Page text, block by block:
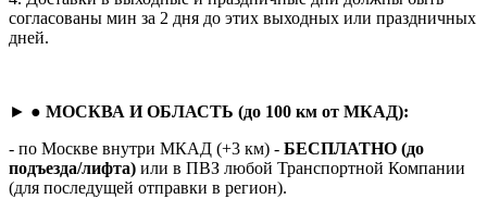
согласованы мин за 2 дня до этих выходных или праздничных
дней.
► ● МОСКВА И ОБЛАСТЬ (до 100 км от МКАД):
- по Москве внутри МКАД (+3 км) - БЕСПЛАТНО (до
подъезда/лифта) или в ПВЗ любой Транспортной Компании
(для последущей отправки в регион).